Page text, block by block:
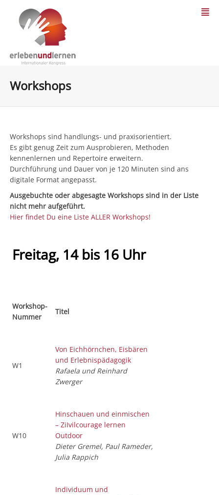
Workshops
Workshops sind handlungs- und praxisorientiert.
Es gibt genug Zeit zum Ausprobieren, Methoden
kennenlernen und Repertoire erweitern.
Durchführung und Dauer von je 120 Minuten sind ans
digitale Format angepasst.
Ausgebuchte oder abgesagte Workshops sind in der Liste
nicht mehr aufgeführt.
Hier findet Du eine Liste ALLER Workshops!
Freitag, 14 bis 16 Uhr
Workshop-
Nummer
Titel
W1
Von Eichhörnchen, Eisbären
und Erlebnispädagogik
Rafaela und Reinhard
Zwerger
W10
Hinschauen und einmischen
– ZiIvilcourage lernen
Outdoor
Dieter Gremel, Paul Rameder,
Julia Rappich
Individuum und